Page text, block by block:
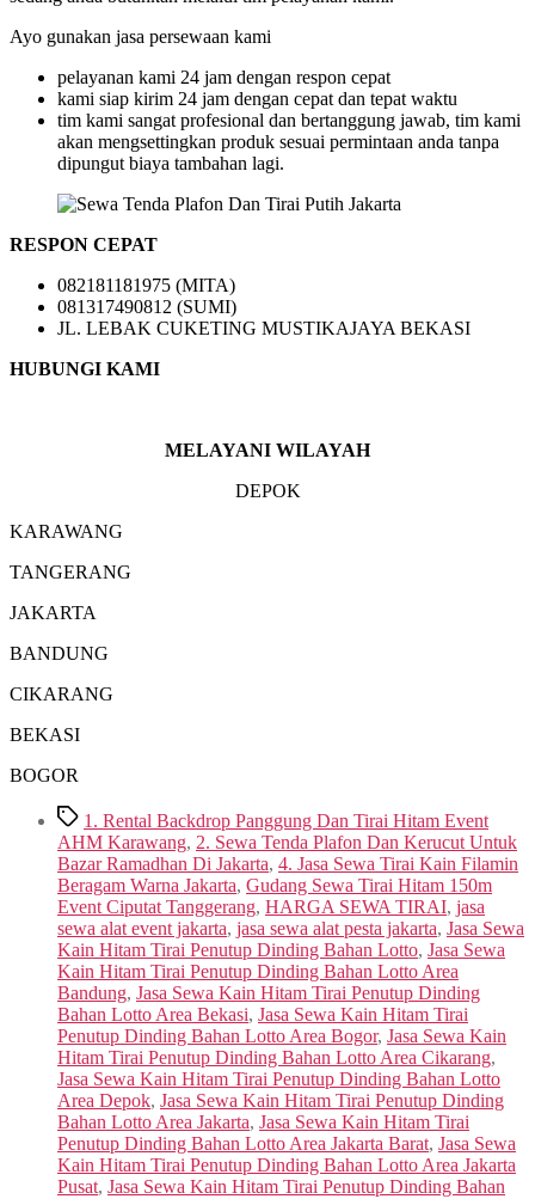
Ayo gunakan jasa persewaan kami
pelayanan kami 24 jam dengan respon cepat
kami siap kirim 24 jam dengan cepat dan tepat waktu
tim kami sangat profesional dan bertanggung jawab, tim kami
akan mengsettingkan produk sesuai permintaan anda tanpa
dipungut biaya tambahan lagi.
RESPON CEPAT
082181181975 (MITA)
081317490812 (SUMI)
JL. LEBAK CUKETING MUSTIKAJAYA BEKASI
HUBUNGI KAMI
MELAYANI WILAYAH
DEPOK
KARAWANG
TANGERANG
JAKARTA
BANDUNG
CIKARANG
BEKASI
BOGOR
Tags1. Rental Backdrop Panggung Dan Tirai Hitam Event
AHM Karawang, 2. Sewa Tenda Plafon Dan Kerucut Untuk
Bazar Ramadhan Di Jakarta, 4. Jasa Sewa Tirai Kain Filamin
Beragam Warna Jakarta, Gudang Sewa Tirai Hitam 150m
Event Ciputat Tanggerang, HARGA SEWA TIRAI, jasa
sewa alat event jakarta, jasa sewa alat pesta jakarta, Jasa Sewa
Kain Hitam Tirai Penutup Dinding Bahan Lotto, Jasa Sewa
Kain Hitam Tirai Penutup Dinding Bahan Lotto Area
Bandung, Jasa Sewa Kain Hitam Tirai Penutup Dinding
Bahan Lotto Area Bekasi, Jasa Sewa Kain Hitam Tirai
Penutup Dinding Bahan Lotto Area Bogor, Jasa Sewa Kain
Hitam Tirai Penutup Dinding Bahan Lotto Area Cikarang,
Jasa Sewa Kain Hitam Tirai Penutup Dinding Bahan Lotto
Area Depok, Jasa Sewa Kain Hitam Tirai Penutup Dinding
Bahan Lotto Area Jakarta, Jasa Sewa Kain Hitam Tirai
Penutup Dinding Bahan Lotto Area Jakarta Barat, Jasa Sewa
Kain Hitam Tirai Penutup Dinding Bahan Lotto Area Jakarta
Pusat, Jasa Sewa Kain Hitam Tirai Penutup Dinding Bahan